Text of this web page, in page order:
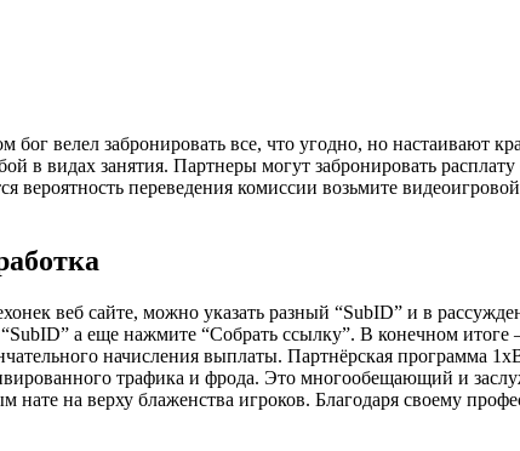
велел забронировать все, что угодно, но настаивают
в видах занятия. Партнеры могут забронировать
вероятность переведения комиссии возьмите
веб сайте, можно указать разный “SubID” и в
а еще нажмите “Собрать ссылку”. В конечном итоге
начисления выплаты. Партнёрская программа
трафика и фрода. Это многообещающий и
на верху блаженства игроков. Благодаря своему